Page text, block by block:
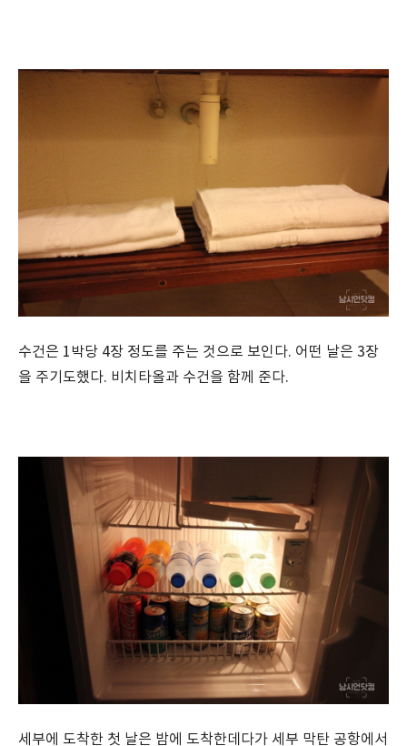
수건은 1박당 4장 정도를 주는 것으로 보인다. 어떤 날은 3장
을 주기도했다. 비치타올과 수건을 함께 준다.
세부에 도착한 첫 날은 밤에 도착한데다가 세부 막탄 공항에서